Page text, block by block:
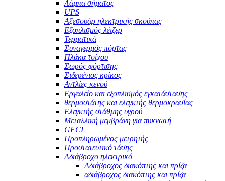
Λάμπα σήματος
UPS
Αξεσουάρ ηλεκτρικής σκούπας
Εξοπλισμός λέιζερ
Τερματικά
Συναγερμός πόρτας
Πλάκα τοίχου
Σωρός φόρτισης
Σιδερένιος κρίκος
Αντλίες κενού
Εργαλείο και εξοπλισμός εγκατάστασης
θερμοστάτης και ελεγκτής θερμοκρασίας
Ελεγκτής στάθμης υγρού
Μεταλλική μεμβράνη για πυκνωτή
GFCI
Προπληρωμένος μετρητής
Προστατευτικό τάσης
Αδιάβροχο ηλεκτρικό
Αδιάβροχος διακόπτης και πρίζα
αδιάβροχος διακόπτης και πρίζα